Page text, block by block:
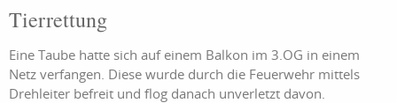
Tierrettung
Eine Taube hatte sich auf einem Balkon im 3.OG in einem
Netz verfangen. Diese wurde durch die Feuerwehr mittels
Drehleiter befreit und flog danach unverletzt davon.